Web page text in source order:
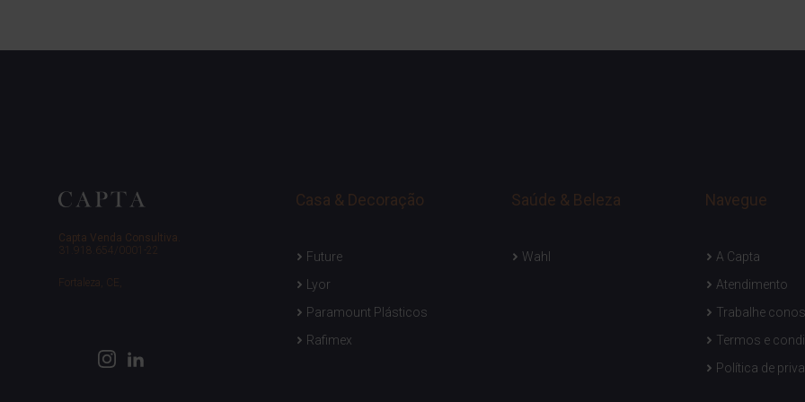
Capta Venda Consultiva.
31.918.654/0001-22
Fortaleza, CE,
Casa & Decoração
Future
Lyor
Paramount Plásticos
Rafimex
Saúde & Beleza
Wahl
Navegue
A Capta
Atendimento
Trabalhe
Termos e
Política de